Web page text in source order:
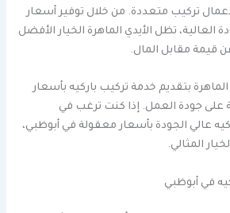
تركيب متعددة. من خلال توفير أسعار
تظل الأيدي الماهرة الخيار الأفضل
قيمة مقابل المال.
الماهرة بتقديم خدمة تركيب باركيه بأسعار
على جودة العمل. إذا كنت ترغب في
عالي الجودة بأسعار معقولة في أبوظبي،
المثالي.
في أبوظبي